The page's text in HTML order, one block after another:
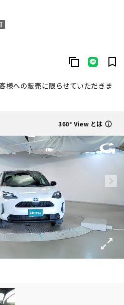
様への販売に限らせていただきま
360° View とは